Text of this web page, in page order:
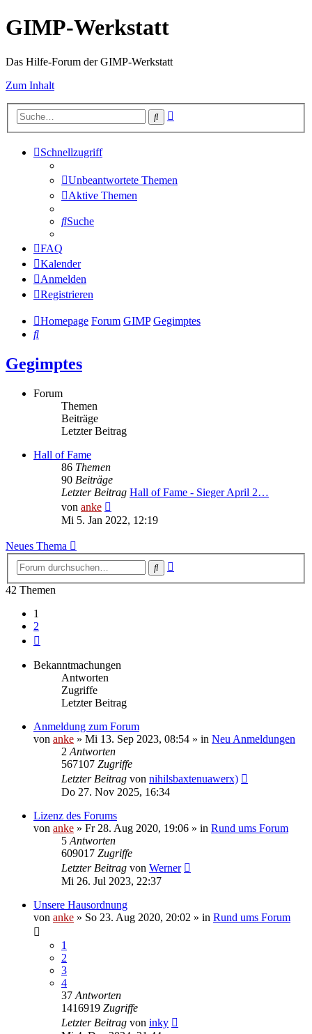
GIMP-Werkstatt
Das Hilfe-Forum der GIMP-Werkstatt
Zum Inhalt
Suche
Schnellzugriff
Unbeantwortete Themen
Aktive Themen
Suche
FAQ
Kalender
Anmelden
Registrieren
Homepage Forum GIMP Gegimptes
Suche
Gegimptes
Forum
Themen
Beiträge
Letzter Beitrag
Hall of Fame
86 Themen
90 Beiträge
Letzter Beitrag Hall of Fame - Sieger April 2…
von anke
Beitrag
Mi 5. Jan 2022, 12:19
Neues Thema
Suche
42 Themen
1
2
Bekanntmachungen
Antworten
Zugriffe
Letzter Beitrag
Anmeldung zum Forum
von anke » Mi 13. Sep 2023, 08:54 » in Neu Anmeldungen
2 Antworten
567107 Zugriffe
Letzter Beitrag von nihilsbaxtenuawerx)
Do 27. Nov 2025, 16:34
Lizenz des Forums
von anke » Fr 28. Aug 2020, 19:06 » in Rund ums Forum
5 Antworten
609017 Zugriffe
Letzter Beitrag von Werner
Mi 26. Jul 2023, 22:37
Unsere Hausordnung
von anke » So 23. Aug 2020, 20:02 » in Rund ums Forum
1
2
3
4
37 Antworten
1416919 Zugriffe
Letzter Beitrag von inky